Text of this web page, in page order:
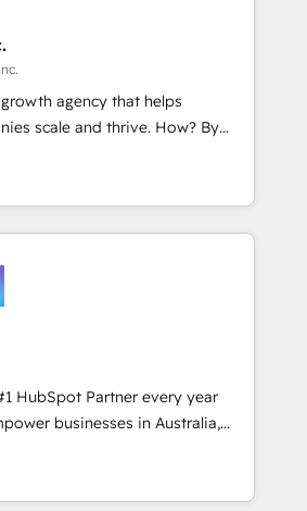
sales and service
renowned for our business
(re-)design experience and a
with complex solutions like SAP,
company also has
customer portals and
we're champions
agency that helps
and thrive. How? By
every single revenue-
business. We’re proud
Partners and devout CRM
HubSpot’s custom digital
machine that drives more
leads and crushes your
and we'd love to work with you
Migrations between systems
generation strategies Time-
HubSpot Partner every year
to realise their full
HubSpot CRM